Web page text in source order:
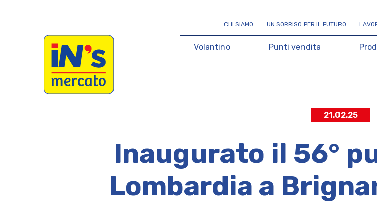
iN's Mercato
CHI SIAMO UN SORRISO PER IL FUTURO LAVO
Volantino Punti vendita Prod
21.02.25
Inaugurato il 56°
Lombardia a